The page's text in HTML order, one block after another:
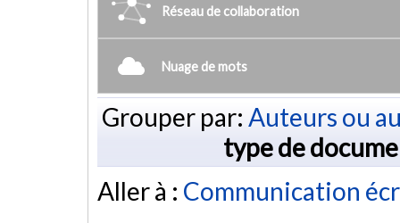
Réseau de collaboration
Nuage de mots
Grouper par: Auteurs ou
type de
Aller à : Communication